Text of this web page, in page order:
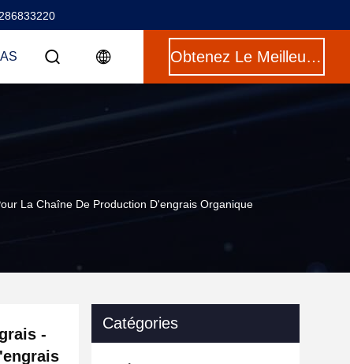
Obtenez Le Meilleur Prix
La Chaîne De Production D'engrais Organique
-
Catégories